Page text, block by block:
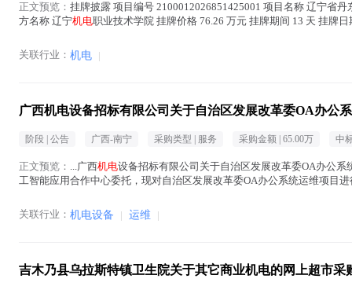
正文预览： 挂牌披露 项目编号 2100012026851425001 项目名称 辽宁省
方名称 辽宁机电职业技术学院 挂牌价格 76.26 万元 挂牌期间 13 天 挂牌
关联行业： 机电 |
广西机电设备招标有限公司关于自治区发展改革委OA办公
阶段 | 公告 广西-南宁 采购类型 | 服务 采购金额 | 65.00万 中
正文预览： ...广西机电设备招标有限公司关于自治区发展改革委OA办公系
工智能应用合作中心委托，现对自治区发展改革委OA办公系统运维项目
关联行业： 机电设备 | 运维 |
吉木乃县乌拉斯特镇卫生院关于其它商业机电的网上超市采